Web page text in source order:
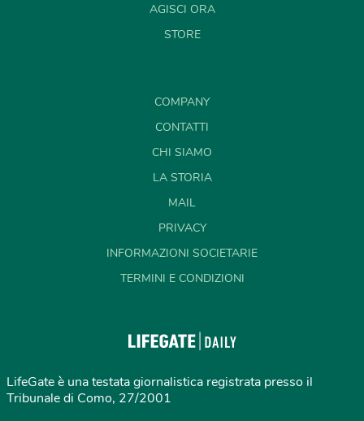
AGISCI ORA
STORE
COMPANY
CONTATTI
CHI SIAMO
LA STORIA
MAIL
PRIVACY
INFORMAZIONI SOCIETARIE
TERMINI E CONDIZIONI
LifeGate è una testata giornalistica registrata presso il
Tribunale di Como, 27/2001